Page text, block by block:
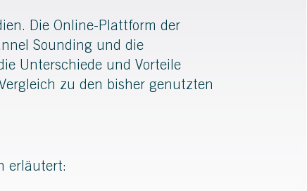
Die Online-Plattform der
Sounding und die
Unterschiede und Vorteile
zu den bisher genutzten
erläutert: